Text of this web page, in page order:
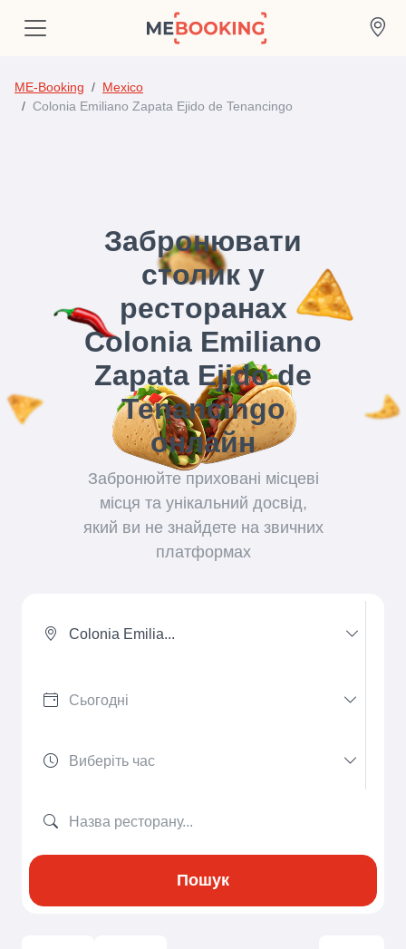
ME-Booking
Mexico
Colonia Emiliano Zapata Ejido de Tenancingo
Забронювати
столик у
ресторанах
Colonia Emiliano
Zapata Ejido de
Tenancingo
онлайн
Забронюйте приховані місцеві
місця та унікальний досвід,
який ви не знайдете на звичних
платформах
Colonia Emilia...
Пошук